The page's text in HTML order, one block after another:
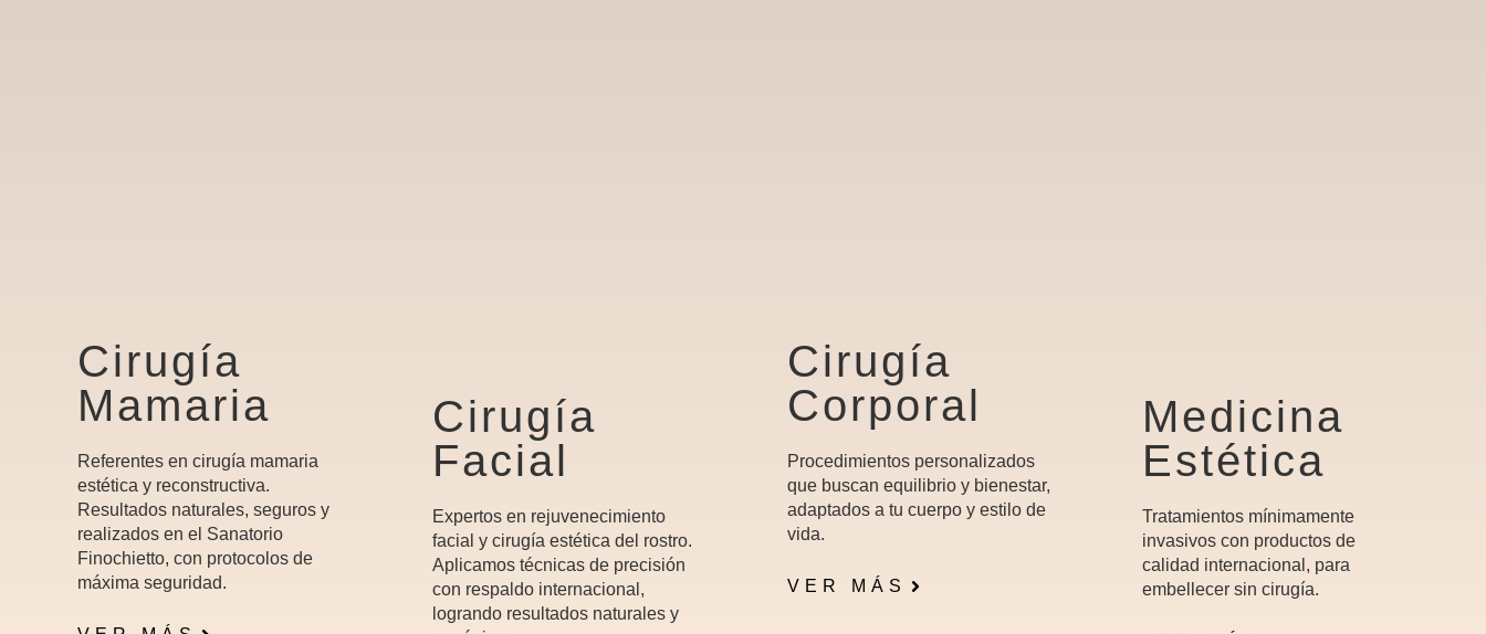
Cirugía
Mamaria
Referentes en cirugía mamaria
estética y reconstructiva.
Resultados naturales, seguros y
realizados en el Sanatorio
Finochietto, con protocolos de
máxima seguridad.
Cirugía
Facial
Expertos en rejuvenecimiento
facial y cirugía estética del rostro.
Aplicamos técnicas de precisión
con respaldo internacional,
logrando resultados naturales y
Cirugía
Corporal
Procedimientos personalizados
que buscan equilibrio y bienestar,
adaptados a tu cuerpo y estilo de
vida.
VER MÁS
Medicina
Estética
Tratamientos mínimamente
invasivos con productos de
calidad internacional, para
embellecer sin cirugía.